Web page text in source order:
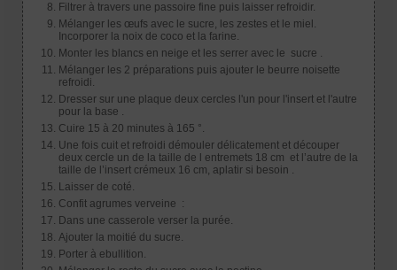
Filtrer à travers une passoire fine puis laisser refroidir.
Mélanger les œufs avec le sucre, les zestes et le miel.
Incorporer la noix de coco et la farine.
Monter les blancs en neige et les serrer avec le sucre .
Mélanger les 2 préparations puis ajouter le beurre noisette
refroidi.
Dresser sur une plaque deux cercles l'un pour l'insert et l'autre
pour la base .
Cuire 15 à 20 minutes à 165 °.
Une fois cuit et refroidi démouler délicatement et découper
deux cercle un de la taille de l entremets 18 cm et l’autre de la
taille de l’insert crémeux 16 cm, aplatir si besoin .
Laisser de coté.
Confit agrumes verveine :
Dans une casserole verser la purée.
Ajouter la moitié du sucre.
Porter à ebullition.